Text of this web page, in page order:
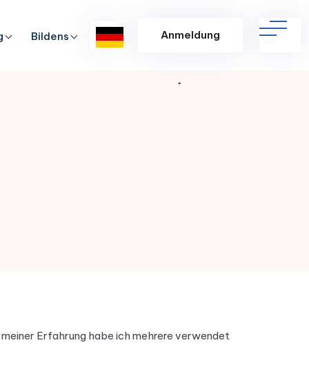
Bildens Anmeldung
Erfahrung habe ich mehrere verwendet